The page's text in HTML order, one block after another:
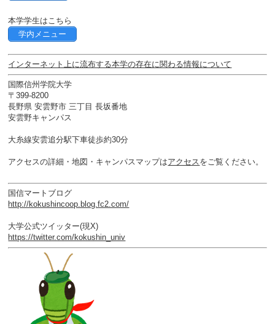
本学学生はこちら
学内メニュー
インターネット上に流布する本学の存在に関わる情報について
国際信州学院大学
〒399-8200
長野県 安雲野市 三丁目 長坂番地
安雲野キャンパス
大糸線安雲追分駅下車徒歩約30分
アクセスの詳細・地図・キャンパスマップはアクセスをご覧ください。
国信マートブログ
http://kokushincoop.blog.fc2.com/
大学公式ツイッター(現X)
https://twitter.com/kokushin_univ